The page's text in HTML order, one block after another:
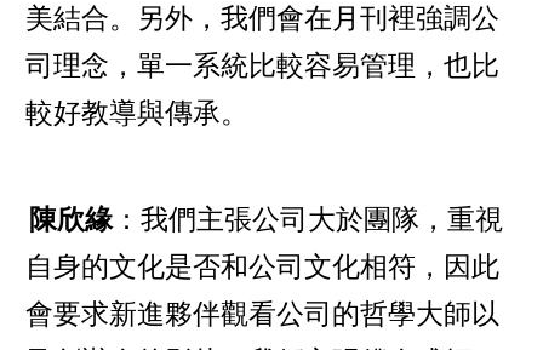
美結合。另外，我們會在月刊裡強調公
司理念，單一系統比較容易管理，也比
較好教導與傳承。
陳欣緣：我們主張公司大於團隊，重視
自身的文化是否和公司文化相符，因此
會要求新進夥伴觀看公司的哲學大師以